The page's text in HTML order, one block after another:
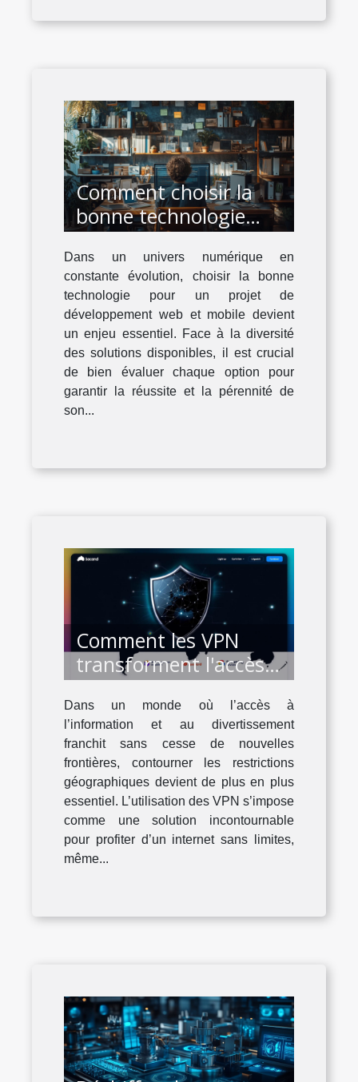
Comment choisir la
bonne technologie
pour votre projet de
développement web et
mobile
Dans un univers numérique en
constante évolution, choisir la bonne
technologie pour un projet de
développement web et mobile devient
un enjeu essentiel. Face à la diversité
des solutions disponibles, il est crucial
de bien évaluer chaque option pour
garantir la réussite et la pérennité de
son...
Comment les VPN
transforment l'accès
au contenu bloqué
dans divers pays
Dans un monde où l’accès à
l’information et au divertissement
franchit sans cesse de nouvelles
frontières, contourner les restrictions
géographiques devient de plus en plus
essentiel. L’utilisation des VPN s’impose
comme une solution incontournable
pour profiter d’un internet sans limites,
même...